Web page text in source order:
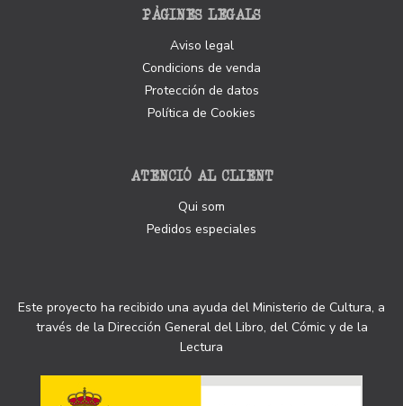
PÀGINES LEGALS
Aviso legal
Condicions de venda
Protección de datos
Política de Cookies
ATENCIÓ AL CLIENT
Qui som
Pedidos especiales
Este proyecto ha recibido una ayuda del Ministerio de Cultura, a
través de la Dirección General del Libro, del Cómic y de la
Lectura